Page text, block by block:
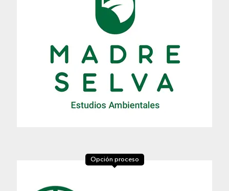
Opción proceso